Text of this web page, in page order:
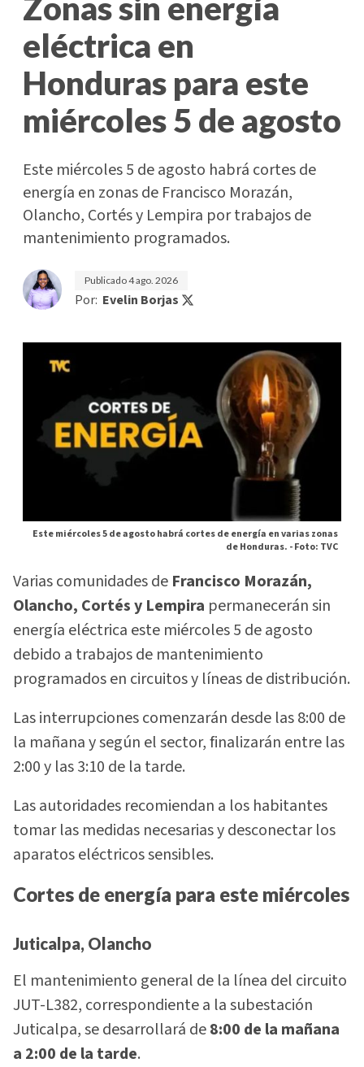
Zonas sin energía
eléctrica en
Honduras para este
miércoles 5 de agosto
Este miércoles 5 de agosto habrá cortes de
energía en zonas de Francisco Morazán,
Olancho, Cortés y Lempira por trabajos de
mantenimiento programados.
Publicado4 ago. 2026
Por: Evelin Borjas
Este miércoles 5 de agosto habrá cortes de energía en varias zonas
de Honduras. -Foto: TVC
Varias comunidades de Francisco Morazán,
Olancho, Cortés y Lempira permanecerán sin
energía eléctrica este miércoles 5 de agosto
debido a trabajos de mantenimiento
programados en circuitos y líneas de distribución.
Las interrupciones comenzarán desde las 8:00 de
la mañana y según el sector, finalizarán entre las
2:00 y las 3:10 de la tarde.
Las autoridades recomiendan a los habitantes
tomar las medidas necesarias y desconectar los
aparatos eléctricos sensibles.
Cortes de energía para este miércoles
Juticalpa, Olancho
El mantenimiento general de la línea del circuito
JUT-L382, correspondiente a la subestación
Juticalpa, se desarrollará de8:00 de la mañana
a 2:00 de la tarde.